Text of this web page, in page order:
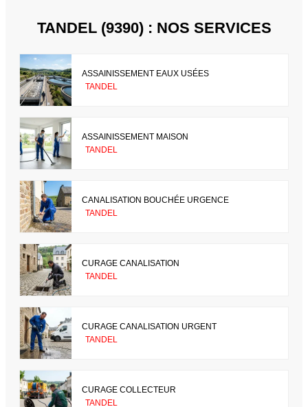
TANDEL (9390) : NOS SERVICES
ASSAINISSEMENT EAUX USÉES
TANDEL
ASSAINISSEMENT MAISON
TANDEL
CANALISATION BOUCHÉE URGENCE
TANDEL
CURAGE CANALISATION
TANDEL
CURAGE CANALISATION URGENT
TANDEL
CURAGE COLLECTEUR
TANDEL